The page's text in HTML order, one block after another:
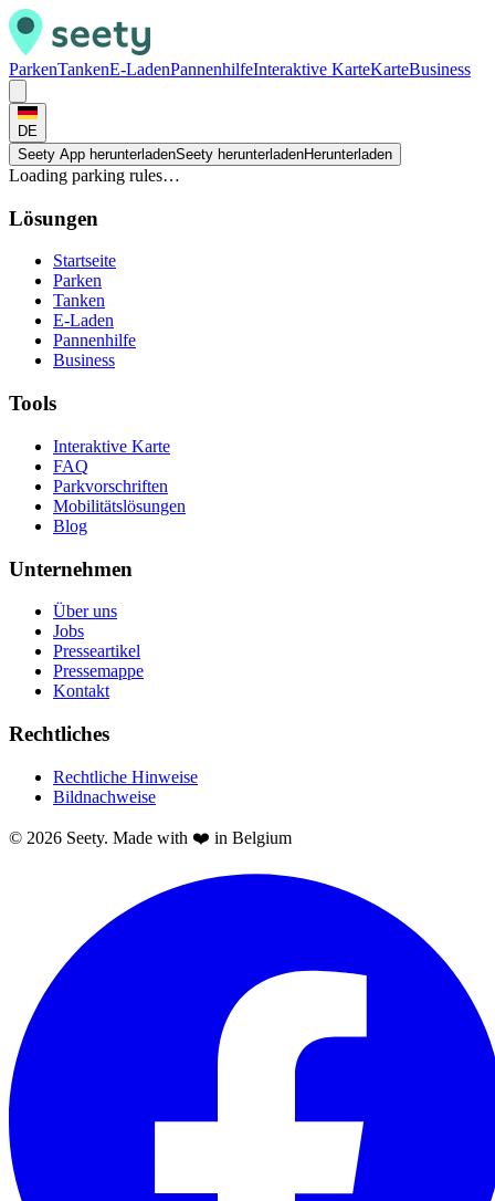
ParkenTankenE-LadenPannenhilfeInteraktive KarteKarteBusiness
DE
Seety App herunterladenSeety herunterladenHerunterladen
Loading parking rules…
Lösungen
Startseite
Parken
Tanken
E-Laden
Pannenhilfe
Business
Tools
Interaktive Karte
FAQ
Parkvorschriften
Mobilitätslösungen
Blog
Unternehmen
Über uns
Jobs
Presseartikel
Pressemappe
Kontakt
Rechtliches
Rechtliche Hinweise
Bildnachweise
© 2026 Seety. Made with ❤️ in Belgium